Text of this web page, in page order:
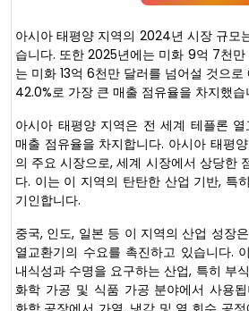
아시아 태평양 지역의 2024년 시장 규모
습니다. 또한 2025년에는 미화 9억 7천
는 미화 13억 6천만 달러를 넘어설 것으
42.0%로 가장 큰 매출 점유율을 차지했습
아시아 태평양 지역은 전 세계 테플론
매출 점유율을 차지합니다. 아시아 태평
의 주요 시장으로, 세계 시장에서 상당한
다. 이는 이 지역의 탄탄한 산업 기반, 특
기인합니다.
중국, 인도, 일본 등 이 지역의 산업 성장
열교환기의 수요를 촉진하고 있습니다.
내식성과 수명을 요구하는 산업, 특히 부
화학 가공 및 식품 가공 분야에서 사용